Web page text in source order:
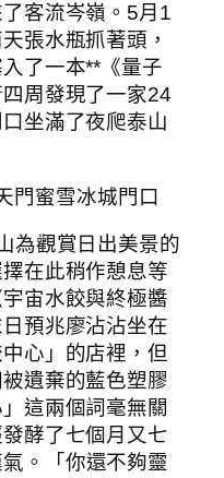
客流岑嶺。5月1
張水瓶抓著頭，
了一本**《量子
周發現了一家24
坐滿了夜爬泰山
門蜜雪冰城門口
為觀賞日出美景的
在此稍作憩息等
宙水餃與終極醬
預兆廖沾沾坐在
心」的店裡，但
遺棄的藍色塑膠
這兩個詞毫無關
酵了七個月又七
。「你還不夠靈